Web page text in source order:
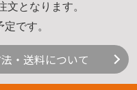
文となります。
です。
・送料について